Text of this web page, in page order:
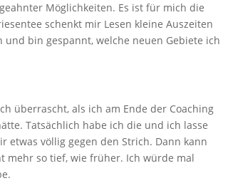
Möglichkeiten. Es ist für mich die
schenkt mir Lesen kleine Auszeiten
bin gespannt, welche neuen Gebiete ich
überrascht, als ich am Ende der Coaching
Tatsächlich habe ich die und ich lasse
etwas völlig gegen den Strich. Dann kann
mehr so tief, wie früher. Ich würde mal